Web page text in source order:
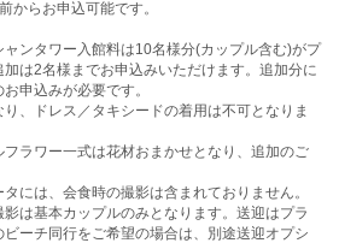
からお申込可能です。
ンタワー入館料は10名様分(カップル含む)がプ
は2名様までお申込みいただけます。追加分に
申込みが必要です。
、ドレス／タキシードの着用は不可となりま
ラワー一式は花材おまかせとなり、追加のご
には、会食時の撮影は含まれておりません。
は基本カップルのみとなります。送迎はプラ
ーチ同行をご希望の場合は、別途送迎オプシ